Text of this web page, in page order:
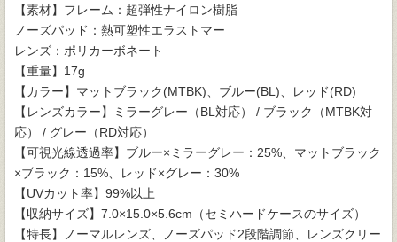
【素材】フレーム：超弾性ナイロン樹脂
ノーズパッド：熱可塑性エラストマー
レンズ：ポリカーボネート
【重量】17g
【カラー】マットブラック(MTBK)、ブルー(BL)、レッド(RD)
【レンズカラー】ミラーグレー（BL対応） / ブラック（MTBK対
応） / グレー（RD対応）
【可視光線透過率】ブルー×ミラーグレー：25%、マットブラック
×ブラック：15%、レッド×グレー：30%
【UVカット率】99%以上
【収納サイズ】7.0×15.0×5.6cm（セミハードケースのサイズ）
【特長】ノーマルレンズ、ノーズパッド2段階調節、レンズクリー